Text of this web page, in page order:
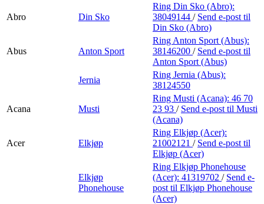
Abro Din Sko
Ring Din Sko (Abro):
38049144 / Send e-post til
Din Sko (Abro)
Abus Anton Sport
Ring Anton Sport (Abus):
38146200 / Send e-post til
Anton Sport (Abus)
Jernia
Ring Jernia (Abus):
38124550
Acana Musti
Ring Musti (Acana): 46 70
23 93 / Send e-post til Musti
(Acana)
Acer Elkjøp
Ring Elkjøp (Acer):
21002121 / Send e-post til
Elkjøp (Acer)
Elkjøp
Phonehouse
Ring Elkjøp Phonehouse
(Acer): 41319702 / Send e-
post til Elkjøp Phonehouse
(Acer)